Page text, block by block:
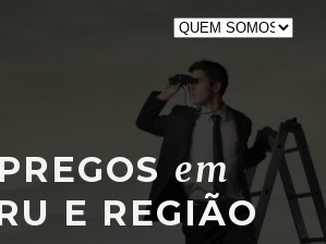
em
E REGIÃO